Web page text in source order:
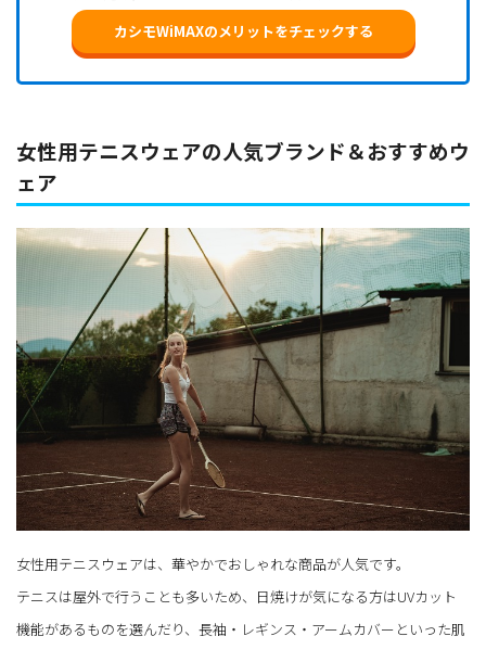
カシモWiMAXのメリットをチェックする
女性用テニスウェアの人気ブランド＆おすすめウ
ェア
女性用テニスウェアは、華やかでおしゃれな商品が人気です。
テニスは屋外で行うことも多いため、日焼けが気になる方はUVカット
機能があるものを選んだり、長袖・レギンス・アームカバーといった肌